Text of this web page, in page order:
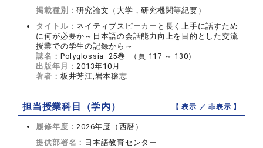
掲載種別：研究論文（大学，研究機関等紀要）
タイトル： ネイティブスピーカーと長く上手に話すため
に何が必要か～日本語の会話能力向上を目的とした交流
授業での学生の記録から～
誌名： Polyglossia 25巻 （頁 117 ～ 130）
出版年月：2013年10月
著者： 板井芳江,岩本穣志
担当授業科目（学内） 【 表示 ／非表示 】
履修年度：2026年度（西暦）
提供部署名： 日本語教育センター